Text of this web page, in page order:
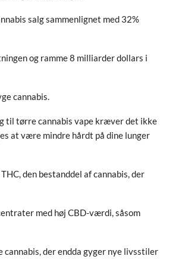
salg sammenlignet med 32%
og ramme 8 milliarder dollars i
cannabis.
til tørre cannabis vape kræver det ikke
at være mindre hårdt på dine lunger
den bestanddel af cannabis, der
med høj CBD-værdi, såsom
der endda gyger nye livsstiler